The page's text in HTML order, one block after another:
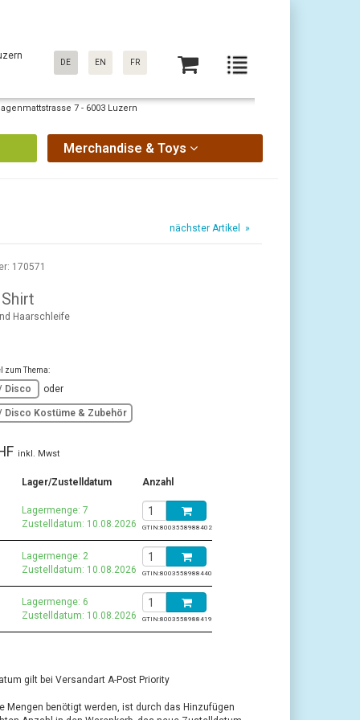
DE EN FR
7 - 6003 Luzern
Merchandise & Toys
nächster Artikel »
170571
Haarschleife
zum Thema:
Disco oder
Disco Kostüme & Zubehör
inkl. Mwst
Lager/Zustelldatum Anzahl
Lagermenge: 7
Zustelldatum: 10.08.2026
GTIN:8003558988402
Lagermenge: 2
Zustelldatum: 10.08.2026
GTIN:8003558988440
Lagermenge: 6
Zustelldatum: 10.08.2026
GTIN:8003558988419
gilt bei Versandart A-Post Priority
Mengen benötigt werden, ist durch das Hinzufügen